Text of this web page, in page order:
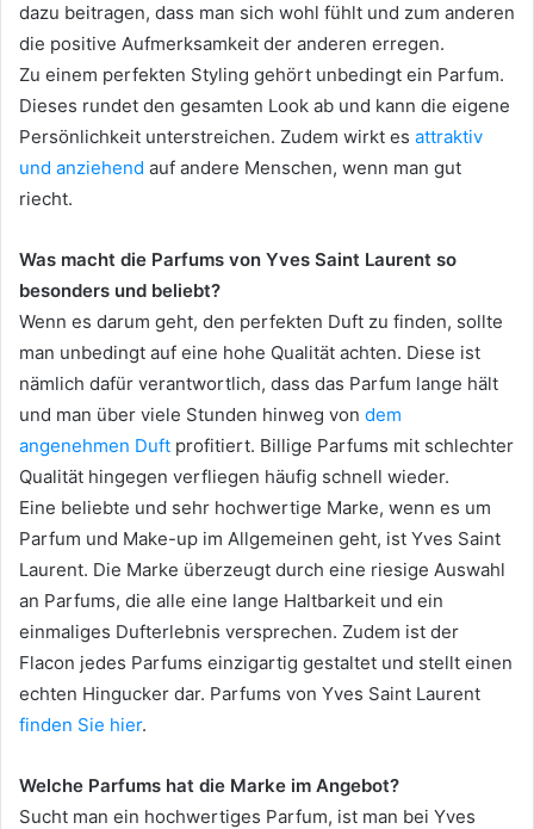
dazu beitragen, dass man sich wohl fühlt und zum anderen
die positive Aufmerksamkeit der anderen erregen.
Zu einem perfekten Styling gehört unbedingt ein Parfum.
Dieses rundet den gesamten Look ab und kann die eigene
Persönlichkeit unterstreichen. Zudem wirkt es attraktiv
und anziehend auf andere Menschen, wenn man gut
riecht.
Was macht die Parfums von Yves Saint Laurent so
besonders und beliebt?
Wenn es darum geht, den perfekten Duft zu finden, sollte
man unbedingt auf eine hohe Qualität achten. Diese ist
nämlich dafür verantwortlich, dass das Parfum lange hält
und man über viele Stunden hinweg von dem
angenehmen Duft profitiert. Billige Parfums mit schlechter
Qualität hingegen verfliegen häufig schnell wieder.
Eine beliebte und sehr hochwertige Marke, wenn es um
Parfum und Make-up im Allgemeinen geht, ist Yves Saint
Laurent. Die Marke überzeugt durch eine riesige Auswahl
an Parfums, die alle eine lange Haltbarkeit und ein
einmaliges Dufterlebnis versprechen. Zudem ist der
Flacon jedes Parfums einzigartig gestaltet und stellt einen
echten Hingucker dar. Parfums von Yves Saint Laurent
finden Sie hier.
Welche Parfums hat die Marke im Angebot?
Sucht man ein hochwertiges Parfum, ist man bei Yves